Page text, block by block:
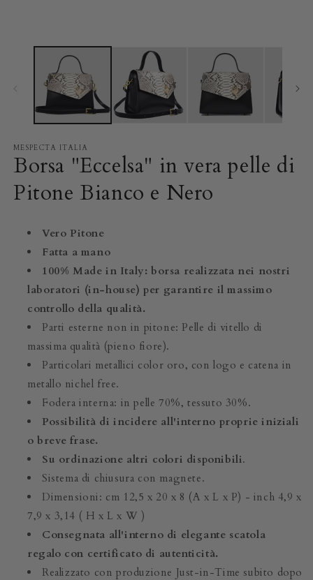
MESPECTA ITALIA
Borsa "Eccelsa" in vera pelle di
Pitone Bianco e Nero
Vero Pitone
Fatta a mano
100% Made in Italy: borsa realizzata nei nostri
laboratori (in-house) per garantire il massimo
controllo della qualità.
Parti esterne non in pitone: Pelle di vitello di
massima qualità (pieno fiore).
Particolari metallici color oro, con logo e catena in
metallo nichel free.
Fodera interna: in pelle 70%, tessuto 30%.
Possibilità di incidere all'interno proprie iniziali
o breve frase.
Su ordinazione altri colori disponibili.
Sistema di chiusura con magnete.
Dimensioni: cm 12,5 x 20 x 8 (A x L x P) - inch 4,9 x
7,9 x 3,14 ( H x L x W )
Consegnata all'interno di elegante scatola
regalo con certificato di autenticità.
Realizzato con produzione Just-in-Time subito dopo